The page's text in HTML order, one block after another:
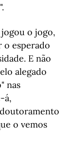
o jogo,
o esperado
E não
alegado
nas
á,
o vemos